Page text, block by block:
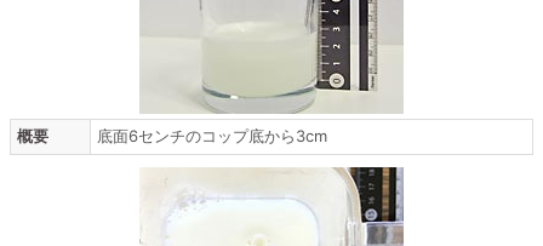
概要 底面6センチのコップ底から3cm